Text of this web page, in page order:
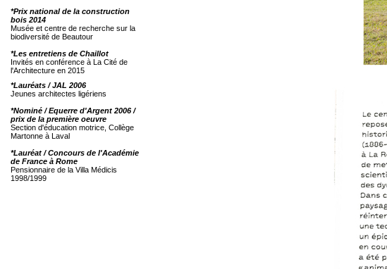
*Prix national de la construction
bois 2014
Musée et centre de recherche sur la
biodiversité de Beautour
*Les entretiens de Chaillot
Invités en conférence à La Cité de
l'Architecture en 2015
*Lauréats / JAL 2006
Jeunes architectes ligériens
*Nominé / Equerre d'Argent 2006 /
prix de la première oeuvre
Section d'éducation motrice, Collège
Martonne à Laval
*Lauréat / Concours de l'Académie
de France à Rome
Pensionnaire de la Villa Médicis
1998/1999